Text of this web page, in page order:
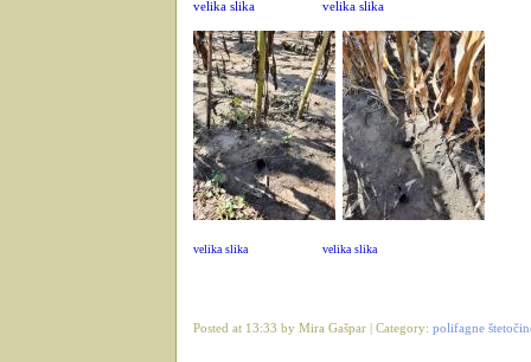
velika slika velika slika
velika slika velika slika
Posted at 13:33 by Mira Gašpar | Category: polifagne